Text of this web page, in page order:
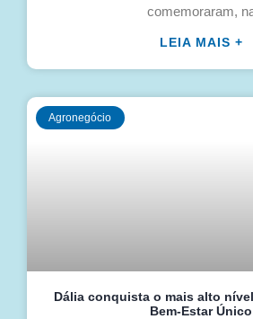
comemoraram,
LEIA MAIS +
Agronegócio
Dália conquista o mais alto
Bem-Estar Único